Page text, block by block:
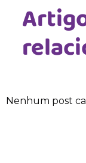
Nenhum post